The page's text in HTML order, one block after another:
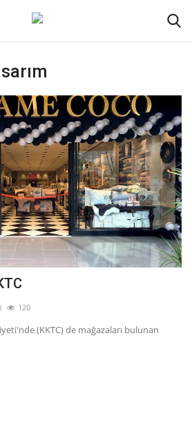
Kayıt ol
120
(KKTC) de mağazaları bulunan